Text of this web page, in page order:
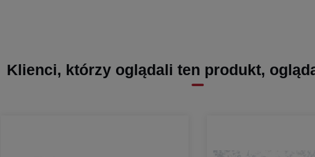
Klienci, którzy oglądali ten produkt,